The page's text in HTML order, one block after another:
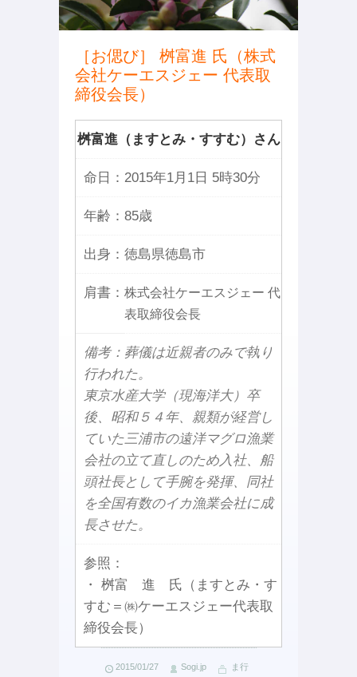
［お偲び］ 桝富進 氏（株式
会社ケーエスジェー 代表取
締役会長）
桝富進（ますとみ・すすむ）さん
命日： 2015年1月1日 5時30分
年齢： 85歳
出身： 徳島県徳島市
肩書： 株式会社ケーエスジェー 代
表取締役会長
備考：葬儀は近親者のみで執り
行われた。
東京水産大学（現海洋大）卒
後、昭和５４年、親類が経営し
ていた三浦市の遠洋マグロ漁業
会社の立て直しのため入社、船
頭社長として手腕を発揮、同社
を全国有数のイカ漁業会社に成
長させた。
参照：
・ 桝富 進 氏（ますとみ・す
すむ＝㈱ケーエスジェー代表取
締役会長）
2015/01/27 Sogi.jp ま行